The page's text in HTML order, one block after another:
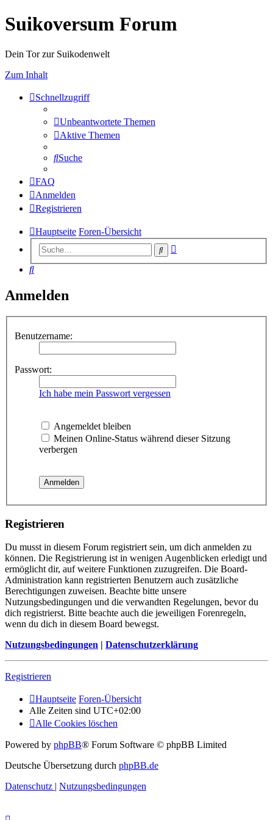
Suikoversum Forum
Dein Tor zur Suikodenwelt
Zum Inhalt
Schnellzugriff
Unbeantwortete Themen
Aktive Themen
Suche
FAQ
Anmelden
Registrieren
Hauptseite Foren-Übersicht
Suche
Suche
Anmelden
Benutzername:
Passwort:
Ich habe mein Passwort vergessen
Angemeldet bleiben
Meinen Online-Status während dieser Sitzung
verbergen
Registrieren
Du musst in diesem Forum registriert sein, um dich anmelden zu
können. Die Registrierung ist in wenigen Augenblicken erledigt und
ermöglicht dir, auf weitere Funktionen zuzugreifen. Die Board-
Administration kann registrierten Benutzern auch zusätzliche
Berechtigungen zuweisen. Beachte bitte unsere
Nutzungsbedingungen und die verwandten Regelungen, bevor du
dich registrierst. Bitte beachte auch die jeweiligen Forenregeln,
wenn du dich in diesem Board bewegst.
Nutzungsbedingungen | Datenschutzerklärung
Registrieren
Hauptseite Foren-Übersicht
Alle Zeiten sind UTC+02:00
Alle Cookies löschen
Powered by phpBB® Forum Software © phpBB Limited
Deutsche Übersetzung durch phpBB.de
Datenschutz | Nutzungsbedingungen